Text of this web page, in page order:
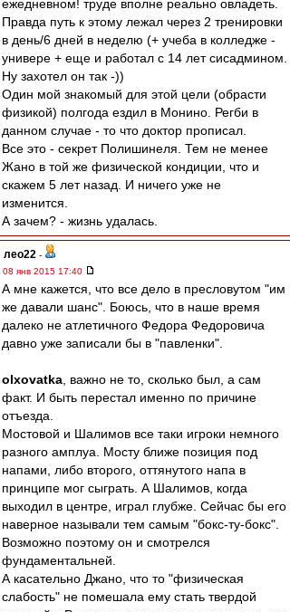
ежедневном! труде вполне реально овладеть.
Правда путь к этому лежал через 2 тренировки
в день/6 дней в неделю (+ учеба в колледже -
универе + еще и работал с 14 лет сисадмином.
Ну захотел он так -))
Один мой знакомый для этой цели (обрасти
физикой) полгода ездил в Монино. Регби в
данном случае - то что доктор прописал.
Все это - секрет Полишинеля. Тем не менее
Жано в той же физической кондиции, что и
скажем 5 лет назад. И ничего уже не
изменится.
А зачем? - жизнь удалась.
лео22 -
08 янв 2015 17:40
А мне кажется, что все дело в пресловутом "им
же давали шанс". Боюсь, что в наше время
далеко не атлетичного Федора Федоровича
давно уже записали бы в "павленки".
olxovatka , важно не то, сколько был, а сам
факт. И быть перестал именно по причине
отъезда.
Мостовой и Шалимов все таки игроки немного
разного амплуа. Мосту ближе позиция под
напами, либо второго, оттянутого напа в
принципе мог сыграть. А Шалимов, когда
выходил в центре, играл глубже. Сейчас бы его
наверное называли тем самым "бокс-ту-бокс".
Возможно поэтому он и смотрелся
фундаментальней.
А касательно Джано, что то "физическая
слабость" не помешала ему стать твердой